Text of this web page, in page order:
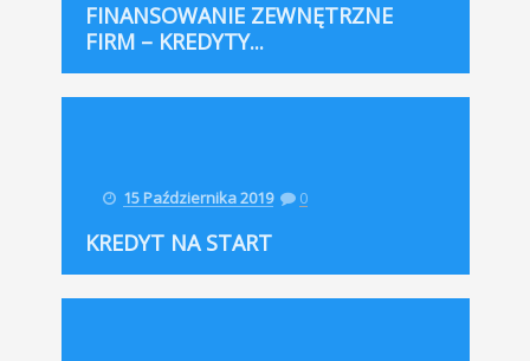
FINANSOWANIE ZEWNĘTRZNE
FIRM – KREDYTY...
15 Października 2019 0
KREDYT NA START